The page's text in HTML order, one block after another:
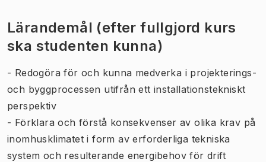
Lärandemål (efter fullgjord kurs
ska studenten kunna)
- Redogöra för och kunna medverka i projekterings-
och byggprocessen utifrån ett installationstekniskt
perspektiv
- Förklara och förstå konsekvenser av olika krav på
inomhusklimatet i form av erforderliga tekniska
system och resulterande energibehov för drift